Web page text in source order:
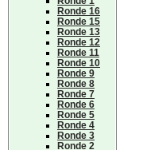
Ronde 16
Ronde 15
Ronde 13
Ronde 12
Ronde 11
Ronde 10
Ronde 9
Ronde 8
Ronde 7
Ronde 6
Ronde 5
Ronde 4
Ronde 3
Ronde 2